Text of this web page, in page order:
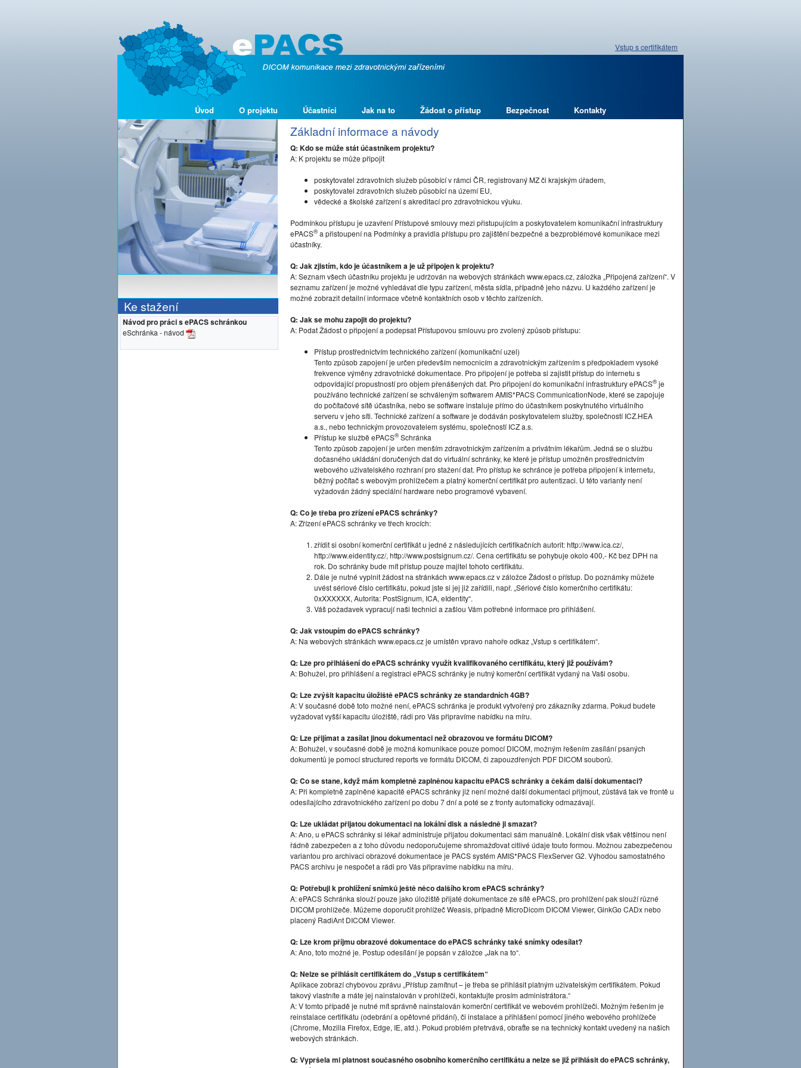
Vstup s certifikátem
Úvod O projektu Účastníci Jak na to Žádost o přístup Bezpečnost Kontakty
Ke stažení
Návod pro práci s ePACS schránkou
eSchránka - návod
Základní informace a návody
Q: Kdo se může stát účastníkem projektu?
A: K projektu se může připojit
poskytovatel zdravotních služeb působící v rámci ČR, registrovaný MZ či krajským úřadem,
poskytovatel zdravotních služeb působící na území EU,
vědecké a školské zařízení s akreditací pro zdravotnickou výuku.
Podmínkou přístupu je uzavření Přístupové smlouvy mezi přistupujícím a poskytovatelem komunikační infrastruktury
ePACS®a přistoupení na Podmínky a pravidla přístupu pro zajištění bezpečné a bezproblémové komunikace mezi
účastníky.
Q: Jak zjistím, kdo je účastníkem a je už připojen k projektu?
A: Seznam všech účastníku projektu je udržován na webových stránkách www.epacs.cz, záložka „Připojená zařízení“. V
seznamu zařízení je možné vyhledávat dle typu zařízení, města sídla, případně jeho názvu. U každého zařízení je
možné zobrazit detailní informace včetně kontaktních osob v těchto zařízeních.
Q: Jak se mohu zapojit do projektu?
A: Podat Žádost o připojení a podepsat Přístupovou smlouvu pro zvolený způsob přístupu:
Přístup prostřednictvím technického zařízení (komunikační uzel)
Tento způsob zapojení je určen především nemocnicím a zdravotnickým zařízením s předpokladem vysoké
frekvence výměny zdravotnické dokumentace. Pro připojení je potřeba si zajistit přístup do internetu s
odpovídající propustností pro objem přenášených dat. Pro připojení do komunikační infrastruktury ePACS®je
používáno technické zařízení se schváleným softwarem AMIS*PACS CommunicationNode, které se zapojuje
do počítačové sítě účastníka, nebo se software instaluje přímo do účastníkem poskytnutého virtuálního
serveru v jeho síti. Technické zařízení a software je dodáván poskytovatelem služby, společností ICZ.HEA
a.s., nebo technickým provozovatelem systému, společností ICZ a.s.
Přístup ke službě ePACS®Schránka
Tento způsob zapojení je určen menším zdravotnickým zařízením a privátním lékařům. Jedná se o službu
dočasného ukládání doručených dat do virtuální schránky, ke které je přístup umožněn prostřednictvím
webového uživatelského rozhraní pro stažení dat. Pro přístup ke schránce je potřeba připojení k internetu,
běžný počítač s webovým prohlížečem a platný komerční certifikát pro autentizaci. U této varianty není
vyžadován žádný speciální hardware nebo programové vybavení.
Q: Co je třeba pro zřízení ePACS schránky?
A: Zřízení ePACS schránky ve třech krocích:
zřídit si osobní komerční certifikát u jedné z následujících certifikačních autorit: http://www.ica.cz/,
http://www.eidentity.cz/, http://www.postsignum.cz/. Cena certifikátu se pohybuje okolo 400,- Kč bez DPH na
rok. Do schránky bude mít přístup pouze majitel tohoto certifikátu.
Dále je nutné vyplnit žádost na stránkách www.epacs.cz v záložce Žádost o přístup. Do poznámky můžete
uvést sériové číslo certifikátu, pokud jste si jej již zařídili, např. „Sériové číslo komerčního certifikátu:
0xXXXXXX, Autorita: PostSignum, ICA, eIdentity“.
Váš požadavek vypracují naši technici a zašlou Vám potřebné informace pro přihlášení.
Q: Jak vstoupím do ePACS schránky?
A: Na webových stránkách www.epacs.cz je umístěn vpravo nahoře odkaz „Vstup s certifikátem“.
Q: Lze pro přihlášení do ePACS schránky využít kvalifikovaného certifikátu, který již používám?
A: Bohužel, pro přihlášení a registraci ePACS schránky je nutný komerční certifikát vydaný na Vaši osobu.
Q: Lze zvýšit kapacitu úložiště ePACS schránky ze standardních 4GB?
A: V současné době toto možné není, ePACS schránka je produkt vytvořený pro zákazníky zdarma. Pokud budete
vyžadovat vyšší kapacitu úložiště, rádi pro Vás připravíme nabídku na míru.
Q: Lze přijímat a zasílat jinou dokumentaci než obrazovou ve formátu DICOM?
A: Bohužel, v současné době je možná komunikace pouze pomocí DICOM, možným řešením zasílání psaných
dokumentů je pomocí structured reports ve formátu DICOM, či zapouzdřených PDF DICOM souborů.
Q: Co se stane, když mám kompletně zaplněnou kapacitu ePACS schránky a čekám další dokumentaci?
A: Při kompletně zaplněné kapacitě ePACS schránky již není možné další dokumentaci přijmout, zůstává tak ve frontě u
odesílajícího zdravotnického zařízení po dobu 7 dní a poté se z fronty automaticky odmazávají.
Q: Lze ukládat přijatou dokumentaci na lokální disk a následně ji smazat?
A: Ano, u ePACS schránky si lékař administruje přijatou dokumentaci sám manuálně. Lokální disk však většinou není
řádně zabezpečen a z toho důvodu nedoporučujeme shromažďovat citlivé údaje touto formou. Možnou zabezpečenou
variantou pro archivaci obrazové dokumentace je PACS systém AMIS*PACS FlexServer G2. Výhodou samostatného
PACS archivu je nespočet a rádi pro Vás připravíme nabídku na míru.
Q: Potřebuji k prohlížení snímků ještě něco dalšího krom ePACS schránky?
A: ePACS Schránka slouží pouze jako úložiště přijaté dokumentace ze sítě ePACS, pro prohlížení pak slouží různé
DICOM prohlížeče. Můžeme doporučit prohlížeč Weasis, případně MicroDicom DICOM Viewer, GinkGo CADx nebo
placený RadiAnt DICOM Viewer.
Q: Lze krom příjmu obrazové dokumentace do ePACS schránky také snímky odesílat?
A: Ano, toto možné je. Postup odesílání je popsán v záložce „Jak na to“.
Q: Nelze se přihlásit certifikátem do „Vstup s certifikátem“
Aplikace zobrazí chybovou zprávu „Přístup zamítnut – je třeba se přihlásit platným uživatelským certifikátem. Pokud
takový vlastníte a máte jej nainstalován v prohlížeči, kontaktujte prosím administrátora.“
A: V tomto případě je nutné mít správně nainstalován komerční certifikát ve webovém prohlížeči. Možným řešením je
reinstalace certifikátu (odebrání a opětovné přidání), či instalace a přihlášení pomocí jiného webového prohlížeče
(Chrome, Mozilla Firefox, Edge, IE, atd.). Pokud problém přetrvává, obraťte se na technický kontakt uvedený na našich
webových stránkách.
Q: Vypršela mi platnost současného osobního komerčního certifikátu a nelze se již přihlásit do ePACS schránky,